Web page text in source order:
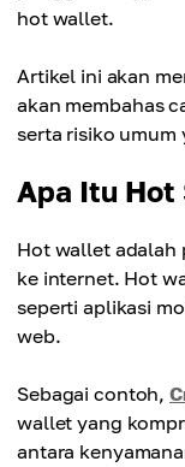
hot wallet.
Artikel ini akan
akan membahas
serta risiko
Apa Itu Hot
Hot wallet adalah
ke internet. Hot
seperti aplikasi
web.
Sebagai contoh,
wallet yang
antara